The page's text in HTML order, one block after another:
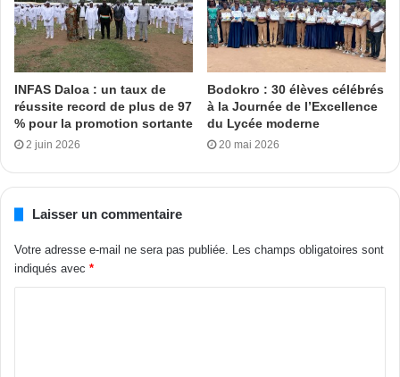
d’Ivoire.
Auparavant les journalistes et correspondants de presse
ont procédé au toilettage des textes et au renouvellement
des instances dirigeantes . Étaient présents à ce 2è
congrès ordinaire de de l’Unajcop-CI, Jean-Claude
Coulibaly, président de l’Unjci, Franck Ouéhi, représentant
l’Olped, Youssouf Sylla, représentant l’association des
journalistes seniors ainsi que les autorités administratives
Aboubacar Al Syddick à Bouaké
INFAS Daloa : un taux de
réussite record de plus de 97
% pour la promotion sortante
2 juin 2026
Bodokro : 30 élèves célébrés
à la Journée de l’Excellence
du Lycée moderne
20 mai 2026
Laisser un commentaire
Votre adresse e-mail ne sera pas publiée. Les champs obligatoires sont
indiqués avec *